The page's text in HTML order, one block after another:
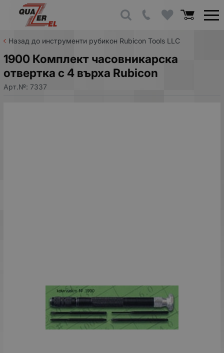
Назад до инструменти рубикон Rubicon Tools LLC
1900 Комплект часовникарска
отвертка с 4 върха Rubicon
Арт.№: 7337